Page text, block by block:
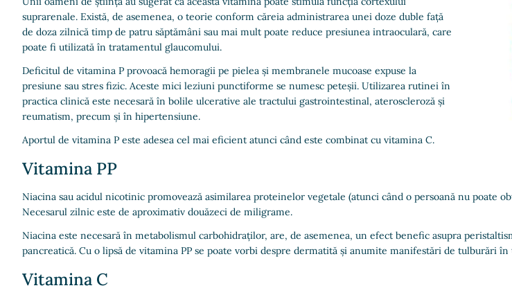
suprarenale. Există, de asemenea, o teorie conform căreia administrarea unei doze duble față
de doza zilnică timp de patru săptămâni sau mai mult poate reduce presiunea intraoculară, care
poate fi utilizată în tratamentul glaucomului.
Deficitul de vitamina P provoacă hemoragii pe pielea și membranele mucoase expuse la
presiune sau stres fizic. Aceste mici leziuni punctiforme se numesc peteșii. Utilizarea rutinei în
practica clinică este necesară în bolile ulcerative ale tractului gastrointestinal, ateroscleroză și
reumatism, precum și în hipertensiune.
Aportul de vitamina P este adesea cel mai eficient atunci când este combinat cu vitamina C.
Vitamina PP
Niacina sau acidul nicotinic promovează asimilarea proteinelor vegetale (atunci când o persoană nu poate
Necesarul zilnic este de aproximativ douăzeci de miligrame.
Niacina este necesară în metabolismul carbohidraților, are, de asemenea, un efect benefic asupra
pancreatică. Cu o lipsă de vitamina PP se poate vorbi despre dermatită și anumite manifestări de tulburări
Vitamina C